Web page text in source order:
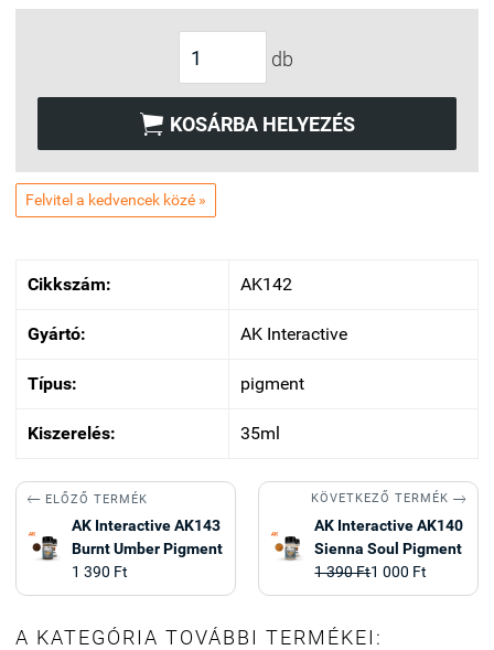
db
 KOSÁRBA HELYEZÉS
Felvitel a kedvencek közé »
Cikkszám: AK142
Gyártó: AK Interactive
Típus: pigment
Kiszerelés: 35ml
 ELŐZŐ TERMÉK
AK Interactive AK143
Burnt Umber Pigment
1 390 Ft
KÖVETKEZŐ TERMÉK 
AK Interactive AK140
Sienna Soul Pigment
1 390 Ft1 000 Ft
A KATEGÓRIA TOVÁBBI TERMÉKEI: